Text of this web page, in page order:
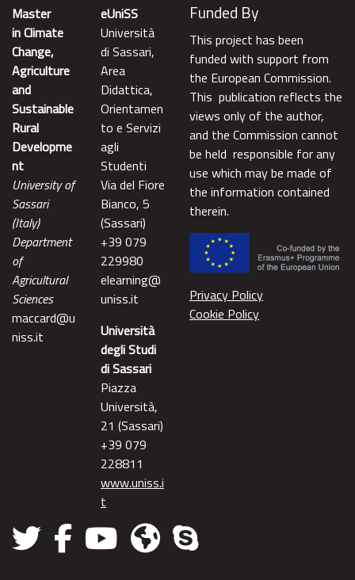
Master
in Climate
Change,
Agriculture
and
Sustainable
Rural
Developme
nt
University of
Sassari
(Italy)
Department
of
Agricultural
Sciences
maccard@u
niss.it
eUniSS
Università
di Sassari,
Area
Didattica,
Orientamen
to e Servizi
agli
Studenti
Via del Fiore
Bianco, 5
(Sassari)
+39 079
229980
elearning@
uniss.it
Università
degli Studi
di Sassari
Piazza
Università,
21 (Sassari)
+39 079
228811
www.uniss.i
t
Funded By
This project has been
funded with support from
the European Commission.
This publication reflects the
views only of the author,
and the Commission cannot
be held responsible for any
use which may be made of
the information contained
therein.
Privacy Policy
Cookie Policy